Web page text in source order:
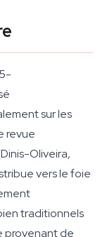
sur les
revue
Oliveira,
vers le foie
traditionnels
provenant de